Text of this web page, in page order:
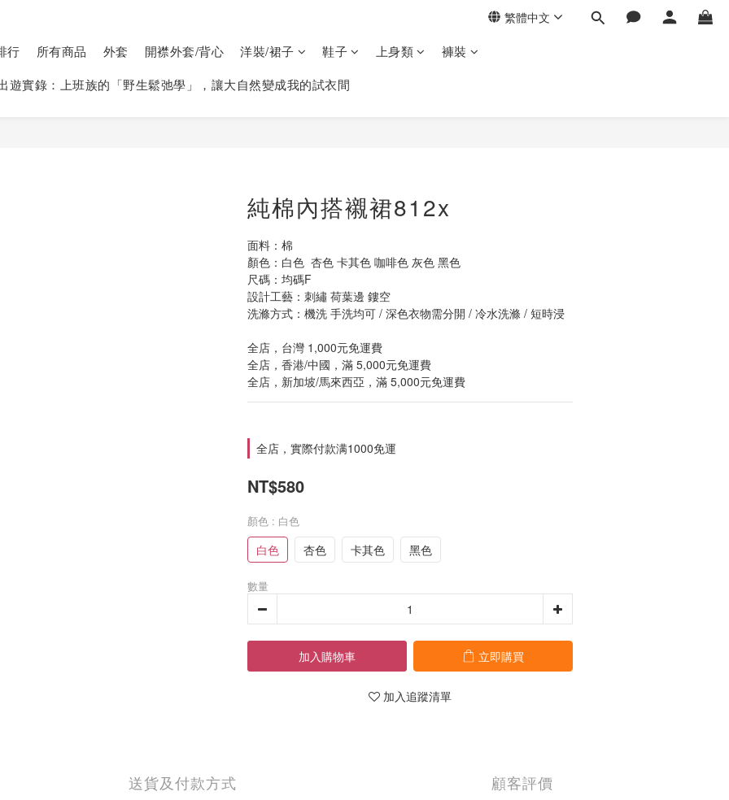
繁體中文
行 所有商品 外套 開襟外套/背心 洋裝/裙子 鞋子 上身類
褲裝
遊實錄：上班族的「野生鬆弛學」，讓大自然變成我的試衣間
純棉內搭襯裙812x
面料：棉
顏色：白色  杏色 卡其色 咖啡色 灰色 黑色
尺碼：均碼F
設計工藝：刺繡 荷葉邊 鏤空
洗滌方式：機洗 手洗均可 / 深色衣物需分開 / 冷水洗滌 / 短時浸
全店，台灣 1,000元免運費
全店，香港/中國，滿 5,000元免運費
全店，新加坡/馬來西亞，滿 5,000元免運費
全店，實際付款满1000免運
NT$580
顏色 : 白色
白色 杏色 卡其色 黑色
數量
加入購物車 立即購買
加入追蹤清單
送貨及付款方式 顧客評價